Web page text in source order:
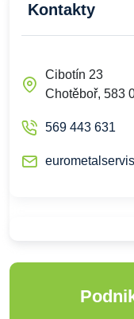
Kontakty
Cibotín 23
Chotěboř, 583
569 443 631